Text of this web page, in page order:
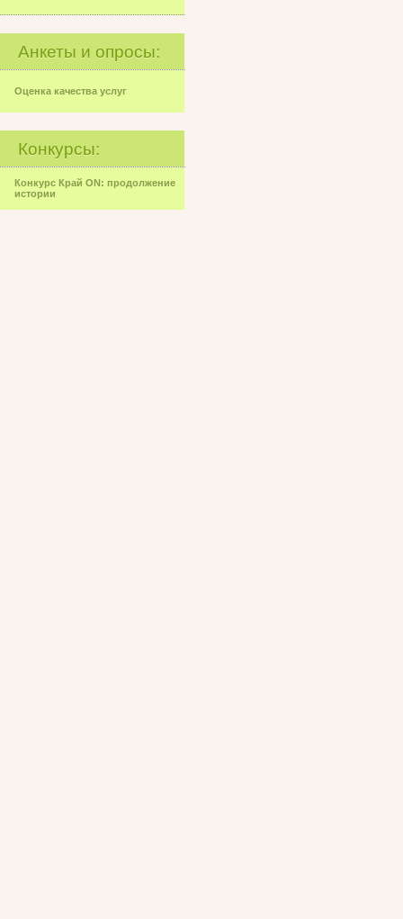
Анкеты и опросы:
Оценка качества услуг
Конкурсы:
Конкурс Край ON: продолжение
истории